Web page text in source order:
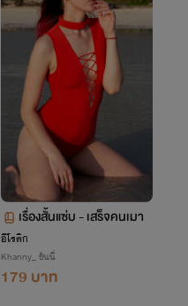
เรื่องสั้นแซ่บ - เสร็จคนเมา
อีโรติก
Khanny_ ขันนี่
179 บาท